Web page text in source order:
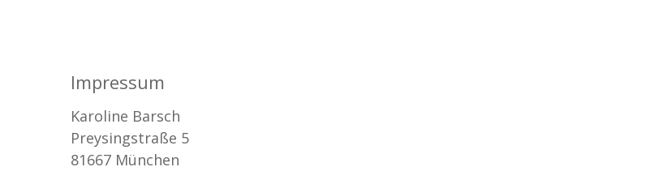
Impressum
Karoline Barsch
Preysingstraße 5
81667 München